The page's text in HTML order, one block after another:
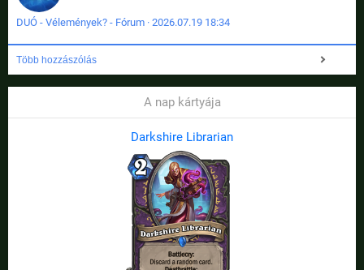
DUÓ - Vélemények? - Fórum · 2026.07.19 18:34
Több hozzászólás
A nap kártyája
Darkshire Librarian